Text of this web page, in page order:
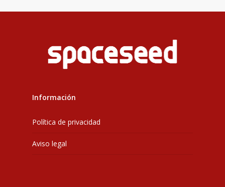
Información
Política de privacidad
Aviso legal